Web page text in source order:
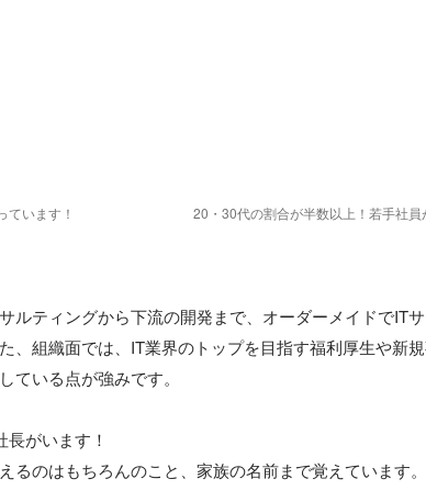
ています！ 20・30代の割合が半数以上！若手社員
ルティングから下流の開発まで、オーダーメイドでIT
、組織面では、IT業界のトップを目指す福利厚生や新
ている点が強みです。
がいます！
るのはもちろんのこと、家族の名前まで覚えています。